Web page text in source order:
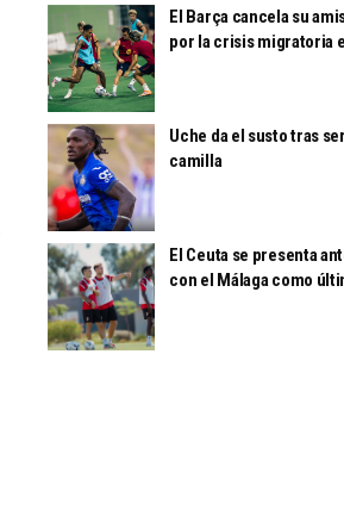
El Barça cancela su
por la crisis migratoria
Uche da el susto tras
camilla
El Ceuta se presenta
con el Málaga como